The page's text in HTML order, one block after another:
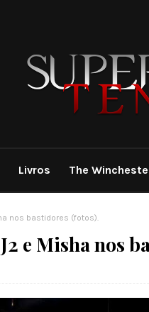
Livros The
nos bastidores (fotos).
e Misha nos